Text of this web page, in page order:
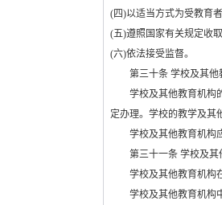
(四)以适当方式为受教育
(五)遵照国家有关规定收
(六)依法接受监督。
第三十条 学校及其他教
学校及其他教育机构的
定办理。学校的教学及其
学校及其他教育机构应
第三十一条 学校及其
学校及其他教育机构在
学校及其他教育机构